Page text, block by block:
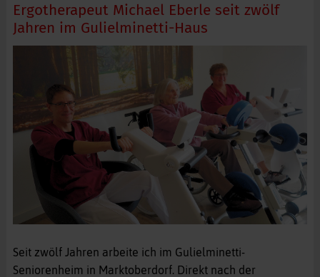
Ergotherapeut Michael Eberle seit zwölf
Jahren im Gulielminetti-Haus
Seit zwölf Jahren arbeite ich im Gulielminetti-
Seniorenheim in Marktoberdorf. Direkt nach der